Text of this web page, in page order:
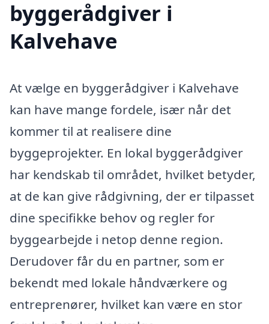
byggerådgiver i
Kalvehave
At vælge en byggerådgiver i Kalvehave
kan have mange fordele, især når det
kommer til at realisere dine
byggeprojekter. En lokal byggerådgiver
har kendskab til området, hvilket betyder,
at de kan give rådgivning, der er tilpasset
dine specifikke behov og regler for
byggearbejde i netop denne region.
Derudover får du en partner, som er
bekendt med lokale håndværkere og
entreprenører, hvilket kan være en stor